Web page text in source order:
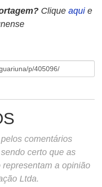
Clique aqui e
comentários
certo que as
a opinião
Ltda.